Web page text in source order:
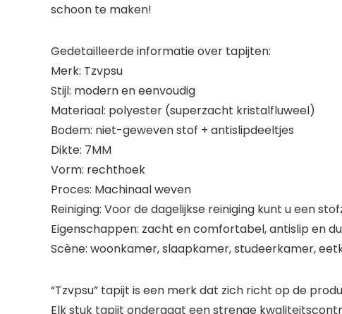
schoon te maken!
Gedetailleerde informatie over tapijten:
Merk: Tzvpsu
Stijl: modern en eenvoudig
Materiaal: polyester (superzacht kristalfluweel)
Bodem: niet-geweven stof + antislipdeeltjes
Dikte: 7MM
Vorm: rechthoek
Proces: Machinaal weven
Reiniging: Voor de dagelijkse reiniging kunt u een
Eigenschappen: zacht en comfortabel, antislip en
Scène: woonkamer, slaapkamer, studeerkamer,
“Tzvpsu” tapijt is een merk dat zich richt op de
Elk stuk tapijt ondergaat een strenge